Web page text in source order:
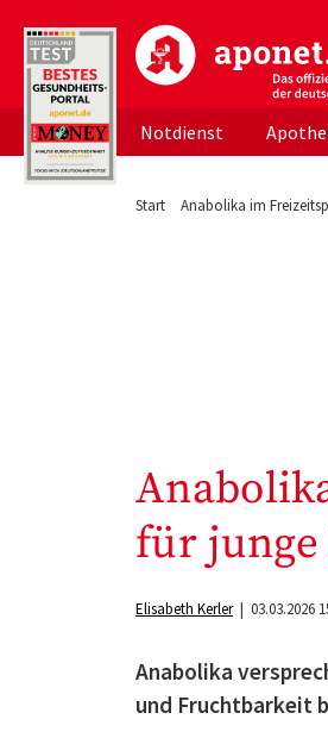
aponet.de - Das
Notdienst
Start Anabolika im
für
Elisabeth Kerler| 03.03.2026
Anabolika
und Fruchtbarkeit